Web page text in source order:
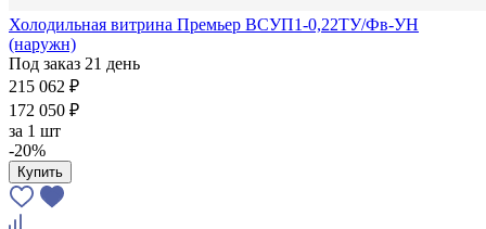
Холодильная витрина Премьер ВСУП1-0,22ТУ/Фв-УН
(наружн)
Под заказ 21 день
215 062 ₽
172 050 ₽
за 1 шт
-20%
Купить